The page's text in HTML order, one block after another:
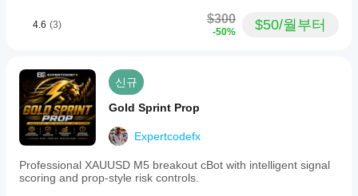
사
떤
성
능
을
보
이
는
지
4.6 (3) $300
-50% $50/월부터
신규
Gold Sprint Prop
Expertcodefx
Professional XAUUSD M5 breakout cBot with intelligent signal
scoring and prop-style risk controls.